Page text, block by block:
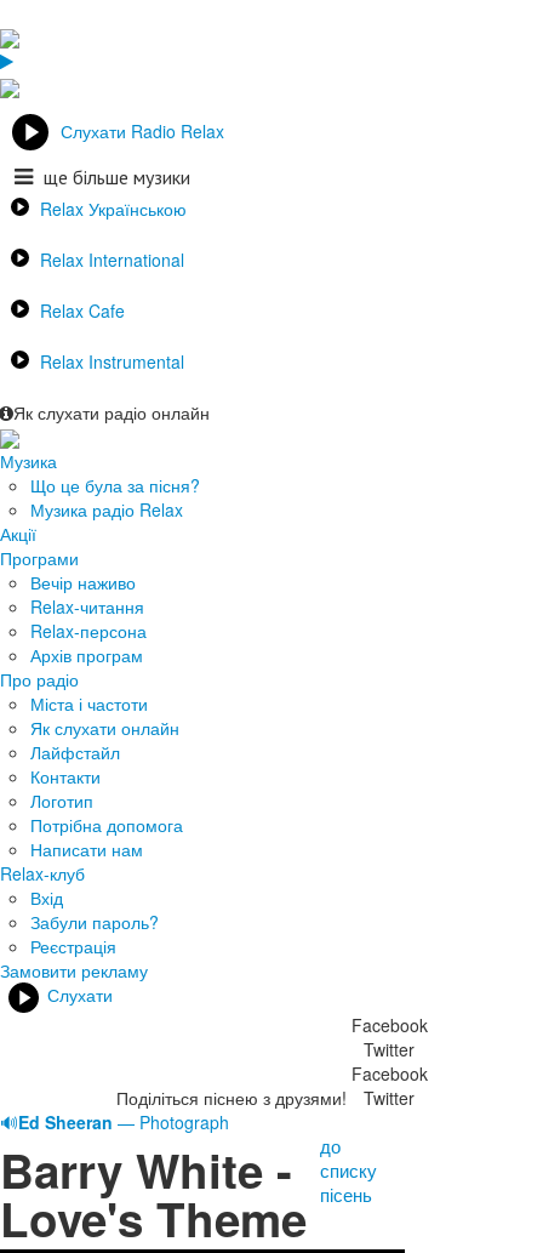
Слухати Radio Relax
ще більше музики
Relax Українською
Relax International
Relax Cafe
Relax Instrumental
Як слухати радіо онлайн
Музика
Що це була за пісня?
Музика радіо Relax
Акції
Програми
Вечір наживо
Relax-читання
Relax-персона
Архів програм
Про радіо
Міста і частоти
Як слухати онлайн
Лайфстайл
Контакти
Логотип
Потрібна допомога
Написати нам
Relax-клуб
Вхід
Забули пароль?
Реєстрація
Замовити рекламу
Слухати
Поділіться піснею з друзями!
Facebook
Twitter
Facebook
Twitter
🔊Ed Sheeran — Photograph
Barry White -
Love's Theme
до
списку
пісень